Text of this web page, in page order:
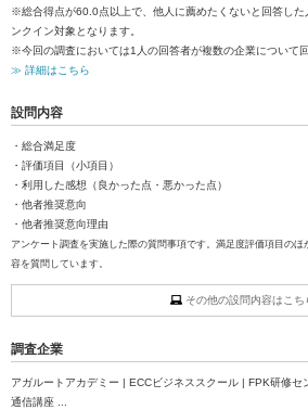
※総合得点が60.0点以上で、他人に薦めたくないと回答した
ンクイン対象となります。
※今回の調査においては1人の回答者が複数の企業について
≫ 詳細はこちら
設問内容
・総合満足度
・評価項目（小項目）
・利用した感想（良かった点・悪かった点）
・他者推奨意向
・他者推奨意向理由
アンケート調査を実施した際の質問事項です。満足度評価項目の
容を質問しています。
その他の設問内容はこち
調査企業
アガルートアカデミー | ECCビジネススクール | FPK研修
通信講座 ...